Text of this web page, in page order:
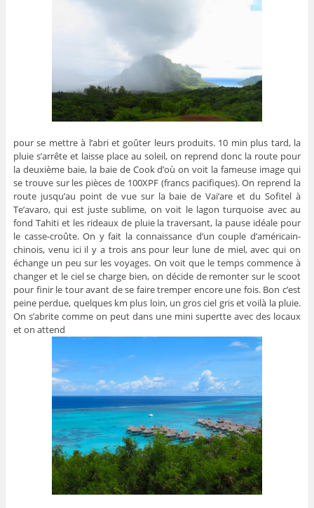
pour se mettre à l’abri et goûter leurs produits. 10 min plus tard, la
pluie s’arrête et laisse place au soleil, on reprend donc la route pour
la deuxième baie, la baie de Cook d’où on voit la fameuse image qui
se trouve sur les pièces de 100XPF (francs pacifiques). On reprend la
route jusqu’au point de vue sur la baie de Vai’are et du Sofitel à
Te’avaro, qui est juste sublime, on voit le lagon turquoise avec au
fond Tahiti et les rideaux de pluie la traversant, la pause idéale pour
le casse-croûte. On y fait la connaissance d’un couple d’américain-
chinois, venu ici il y a trois ans pour leur lune de miel, avec qui on
échange un peu sur les voyages. On voit que le temps commence à
changer et le ciel se charge bien, on décide de remonter sur le scoot
pour finir le tour avant de se faire tremper encore une fois. Bon c’est
peine perdue, quelques km plus loin, un gros ciel gris et voilà la pluie.
On s’abrite comme on peut dans une mini supertte avec des locaux
et on attend